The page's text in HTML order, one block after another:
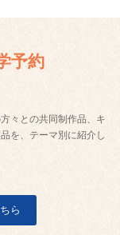
予約
々との共同制作品、キ
を、テーマ別に紹介し
ら